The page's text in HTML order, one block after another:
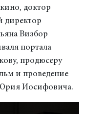
доктор
директор
Визбор
портала
продюсеру
и проведение
Иосифовича.